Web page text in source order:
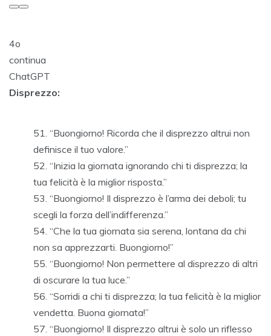
4o
H
a
i
continua
C
h
ChatGPT
Disprezzo:
“Buongiorno! Ricorda che il disprezzo altrui non
definisce il tuo valore.”
“Inizia la giornata ignorando chi ti disprezza; la
tua felicità è la miglior risposta.”
“Buongiorno! Il disprezzo è l’arma dei deboli; tu
scegli la forza dell’indifferenza.”
“Che la tua giornata sia serena, lontana da chi
non sa apprezzarti. Buongiorno!”
“Buongiorno! Non permettere al disprezzo di altri
di oscurare la tua luce.”
“Sorridi a chi ti disprezza; la tua felicità è la miglior
vendetta. Buona giornata!”
“Buongiorno! Il disprezzo altrui è solo un riflesso